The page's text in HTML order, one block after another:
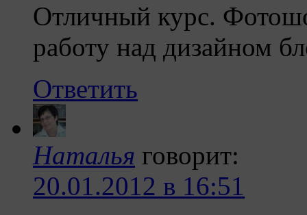
Отличный курс.
работу над дизайном
Ответить
Наталья говорит:
20.01.2012 в 16:51